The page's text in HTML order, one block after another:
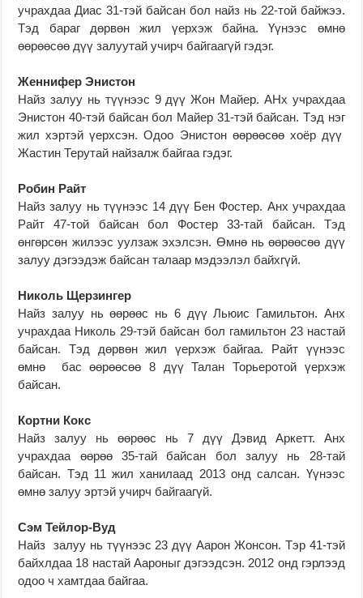
учрахдаа Диас 31-тэй байсан бол найз нь 22-той байжээ.
Тэд бараг дөрвөн жил үерхэж байна. Үүнээс өмнө
өөрөөсөө дүү залуутай учирч байгаагүй гэдэг.
Женнифер Энистон
Найз залуу нь түүнээс 9 дүү Жон Майер. АНх учрахдаа
Энистон 40-тэй байсан бол Майер 31-тэй байсан. Тэд нэг
жил хэртэй үерхсэн. Одоо Энистон өөрөөсөө хоёр дүү
Жастин Терутай найзалж байгаа гэдэг.
Робин Райт
Найз залуу нь түүнээс 14 дүү Бен Фостер. Анх учрахдаа
Райт 47-той байсан бол Фостер 33-тай байсан. Тэд
өнгөрсөн жилээс уулзаж эхэлсэн. Өмнө нь өөрөөсөө дүү
залуу дэгээдэж байсан талаар мэдээлэл байхгүй.
Николь Щерзингер
Найз залуу нь өөрөөс нь 6 дүү Льюис Гамильтон. Анх
учрахдаа Николь 29-тэй байсан бол гамильтон 23 настай
байсан. Тэд дөрвөн жил үерхэж байгаа. Райт үүнээс
өмнө бас өөрөөсөө 8 дүү Талан Торьеротой үерхэж
байсан.
Кортни Кокс
Найз залуу нь өөрөөс нь 7 дүү Дэвид Аркетт. Анх
учрахдаа өөрөө 35-тай байсан бол залуу нь 28-тай
байсан. Тэд 11 жил ханилаад 2013 онд салсан. Үүнээс
өмнө залуу эртэй учирч байгаагүй.
Сэм Тейлор-Вуд
Найз залуу нь түүнээс 23 дүү Аарон Жонсон. Тэр 41-тэй
байхлдаа 18 настай Аароныг дэгээдсэн. 2012 онд гэрлээд
одоо ч хамтдаа байгаа.